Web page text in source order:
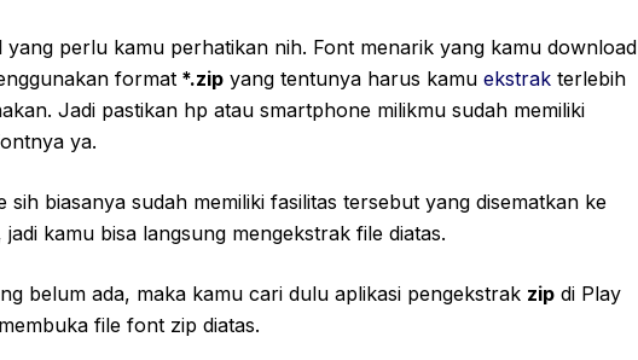
yang perlu kamu perhatikan nih. Font menarik yang kamu download
format *.zip yang tentunya harus kamu ekstrak terlebih
Jadi pastikan hp atau smartphone milikmu sudah memiliki
ya.
sih biasanya sudah memiliki fasilitas tersebut yang disematkan ke
kamu bisa langsung mengekstrak file diatas.
belum ada, maka kamu cari dulu aplikasi pengekstrak zip di Play
file font zip diatas.